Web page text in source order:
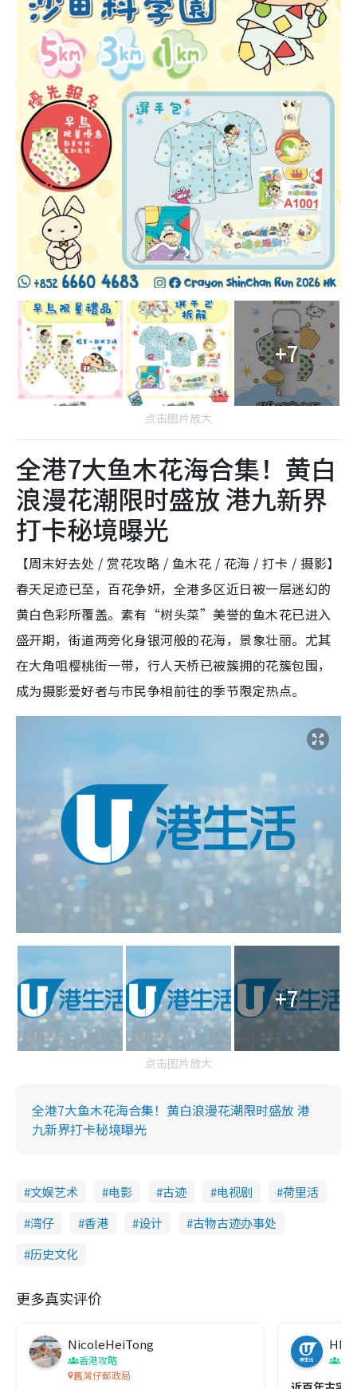
+7
点击图片放大
全港7大鱼木花海合集！黄白
浪漫花潮限时盛放 港九新界
打卡秘境曝光
【周末好去处 / 赏花攻略 / 鱼木花 / 花海 / 打卡 / 摄影】
春天足迹已至，百花争妍，全港多区近日被一层迷幻的
黄白色彩所覆盖。素有“树头菜”美誉的鱼木花已进入
盛开期，街道两旁化身银河般的花海，景象壮丽。尤其
在大角咀樱桃街一带，行人天桥已被簇拥的花簇包围，
成为摄影爱好者与市民争相前往的季节限定热点。
+7
点击图片放大
全港7大鱼木花海合集！黄白浪漫花潮限时盛放 港
九新界打卡秘境曝光
文娱艺术 电影 古迹 电视剧
荷里活
湾仔
香港 设计
古物古迹办事处
历史文化
更多真实评价
NicoleHeiTong
香港攻略
舊灣仔郵政局
HK